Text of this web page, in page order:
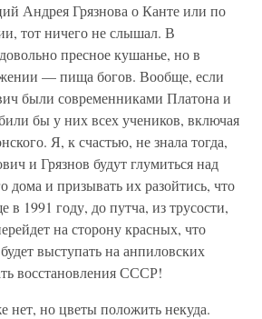
Андрея Грязнова о Канте или по
тот ничего не слышал. В
пресное кушанье, но в
— пища богов. Вообще, если
были современниками Платона и
бы у них всех учеников, включая
Я, к счастью, не знала тогда,
и Грязнов будут глумиться над
дома и призывать их разойтись, что
1991 году, до путча, из трусости,
на сторону красных, что
выступать на анпиловских
восстановления СССР!
нет, но цветы положить некуда.